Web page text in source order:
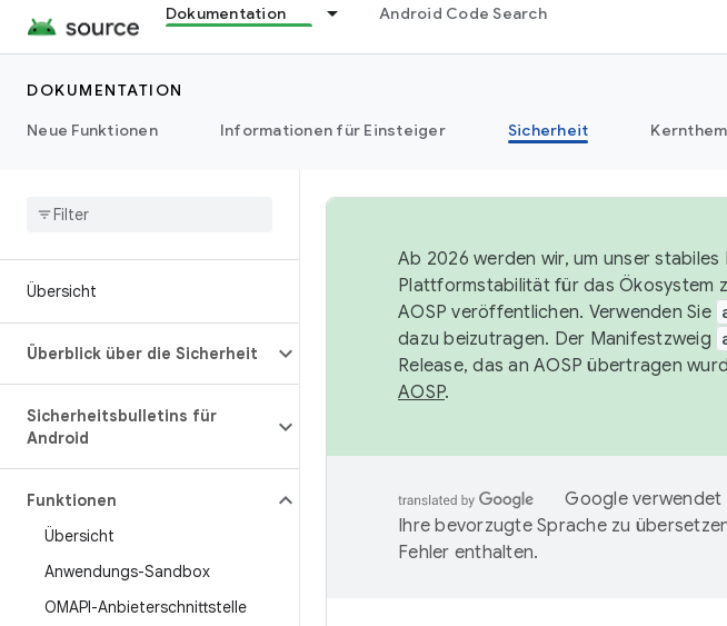
Dokumentation Android Code Search
DOKUMENTATION
Neue Funktionen
Informationen für Einsteiger Sicherheit
Übersicht
Überblick über die Sicherheit
Sicherheitsbulletins für
Android
Funktionen
Übersicht
Anwendungs-Sandbox
OMAPI-Anbieterschnittstelle
Ab 2026 werden wir, um unser
Plattformstabilität für das Ökosystem
AOSP veröffentlichen. Verwenden Sie
dazu beizutragen. Der Manifestzweig
Release, das an AOSP übertragen
AOSP.
Google verwendet
Ihre bevorzugte Sprache zu
Fehler enthalten.